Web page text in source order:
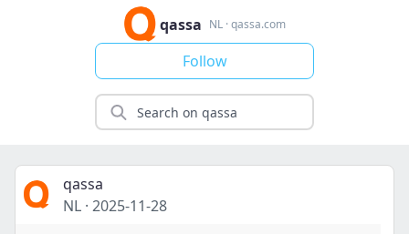
qassa NL ·qassa.com
Follow
qassa
NL · 2025-11-28